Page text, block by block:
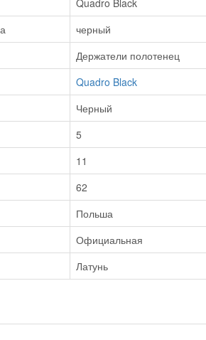
Quadro Black
черный
Держатели полотенец
Quadro Black
Черный
5
11
62
Польша
Официальная
Латунь